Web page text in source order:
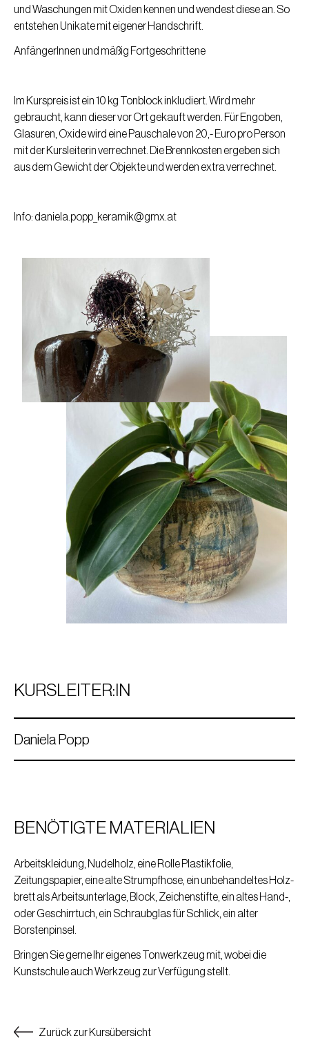
und Waschungen mit Oxiden kennen und wendest diese an. So
entstehen Unikate mit eigener Handschrift.
AnfängerInnen und mäßig Fortgeschrittene
Im Kurspreis ist ein 10 kg Tonblock inkludiert. Wird mehr
gebraucht, kann dieser vor Ort gekauft werden. Für Engoben,
Glasuren, Oxide wird eine Pauschale von 20,- Euro pro Person
mit der Kursleiterin verrechnet. Die Brennkosten ergeben sich
aus dem Gewicht der Objekte und werden extra verrechnet.
Info: daniela.popp_keramik@gmx.at
KURSLEITER:IN
Daniela Popp
Daniela Popp
Autodidaktin. Ihre Liebesbeziehung mit Ton begann im Jahr
Geszler (hu), Olga de Ruiter (nl).
BENÖTIGTE MATERIALIEN
Arbeitskleidung, Nudelholz, eine Rolle Plastikfolie,
Zeitungspapier, eine alte Strumpfhose, ein unbehandeltes Holz-
brett als Arbeitsunterlage, Block, Zeichenstifte, ein altes Hand-,
oder Geschirrtuch, ein Schraubglas für Schlick, ein alter
Borstenpinsel.
Bringen Sie gerne Ihr eigenes Tonwerkzeug mit, wobei die
Kunstschule auch Werkzeug zur Verfügung stellt.
Zurück zur Kursübersicht